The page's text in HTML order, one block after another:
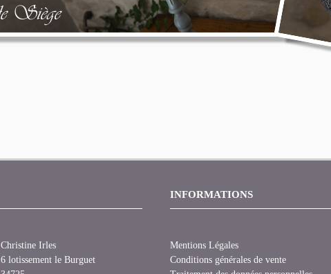
Christine Irles
6 lotissement le Burguet
INFORMATIONS
Mentions Légales
Conditions générales de vente